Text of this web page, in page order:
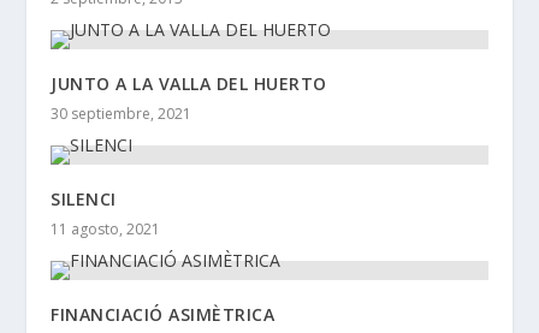
JUNTO A LA VALLA DEL HUERTO
30 septiembre, 2021
SILENCI
11 agosto, 2021
FINANCIACIÓ ASIMÈTRICA